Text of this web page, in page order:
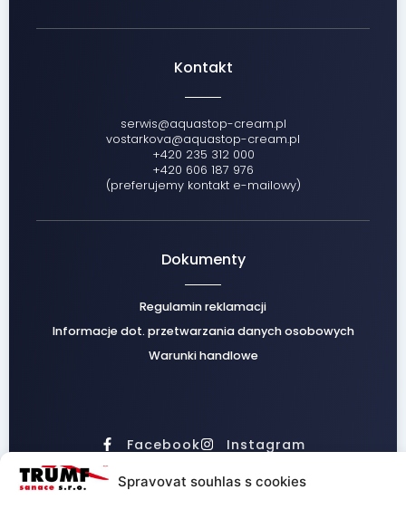
Spravovat souhlas s cookies
Kontakt
serwis@aquastop-cream.pl
vostarkova@aquastop-cream.pl
+420 235 312 000
+420 606 187 976
(preferujemy kontakt e-mailowy)
Dokumenty
Regulamin reklamacji
Informacje dot. przetwarzania danych osobowych
Warunki handlowe
Facebook Instagram